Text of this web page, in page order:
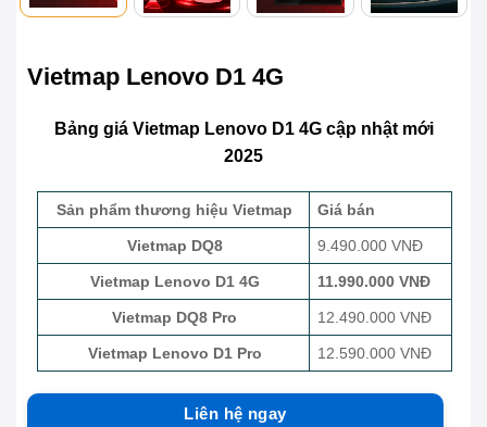
Vietmap Lenovo D1 4G
Bảng giá Vietmap Lenovo D1 4G cập nhật mới
2025
Sản phẩm thương hiệu Vietmap Giá bán
Vietmap DQ8 9.490.000 VNĐ
Vietmap Lenovo D1 4G 11.990.000 VNĐ
Vietmap DQ8 Pro 12.490.000 VNĐ
Vietmap Lenovo D1 Pro 12.590.000 VNĐ
Liên hệ ngay